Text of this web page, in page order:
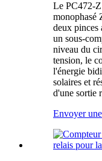
Le PC472-
monophasé
deux pinces
un sous-
niveau du
tension, le
l'énergie
solaires et
d'une sortie
Envoyer